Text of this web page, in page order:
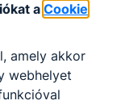
aCookie
amely akkor
webhelyet